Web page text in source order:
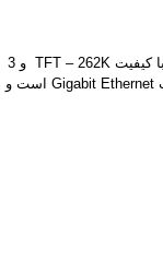
گوشی Yealink SIP-T32G دارای صفحه نمایش رنگی با کیفیت TFT – 262K و 3
اکانت SIP می باشد . پورت شبکه این گوشی به صورت Gigabit Ethernet است و